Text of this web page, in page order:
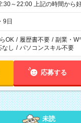
時間から好きな時間を選べます！ ※
更となる可能性があります
9日
OK / 履歴書不要 / 副業・W
なし / パソコンスキル不要
応募する
未読